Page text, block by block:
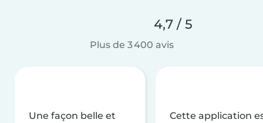
4,7 / 5
Plus de 3 400 avis
Une façon belle et
Cette application